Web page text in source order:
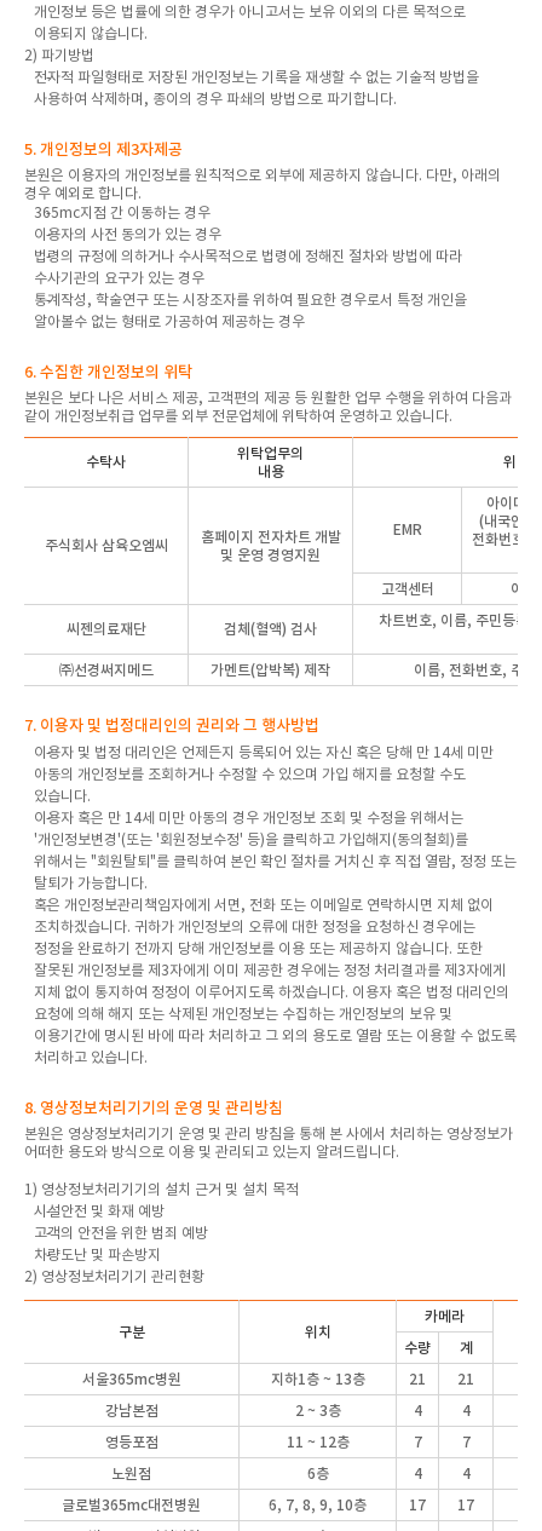
개인정보 등은 법률에 의한 경우가 아니고서는 보유 이외의 다른 목적으로
이용되지 않습니다.
2) 파기방법
전자적 파일형태로 저장된 개인정보는 기록을 재생할 수 없는 기술적 방법을
사용하여 삭제하며, 종이의 경우 파쇄의 방법으로 파기합니다.
5. 개인정보의 제3자제공
본원은 이용자의 개인정보를 원칙적으로 외부에 제공하지 않습니다. 다만, 아래의
경우 예외로 합니다.
365mc지점 간 이동하는 경우
이용자의 사전 동의가 있는 경우
법령의 규정에 의하거나 수사목적으로 법령에 정해진 절차와 방법에 따라
수사기관의 요구가 있는 경우
통계작성, 학술연구 또는 시장조자를 위하여 필요한 경우로서 특정 개인을
알아볼수 없는 형태로 가공하여 제공하는 경우
6. 수집한 개인정보의 위탁
본원은 보다 나은 서비스 제공, 고객편의 제공 등 원활한 업무 수행을 위하여 다음과
같이 개인정보취급 업무를 외부 전문업체에 위탁하여 운영하고 있습니다.
수탁사
위탁업무의
내용
위탁
주식회사 삼육오엠씨 홈페이지 전자차트 개발
및 운영 경영지원
EMR
아이디,
(내국인),
전화번호,
고객센터
이름
씨젠의료재단 검체(혈액) 검사
차트번호, 이름, 주민등록
㈜선경써지메드
가멘트(압박복) 제작 이름, 전화번호, 주
7. 이용자 및 법정대리인의 권리와 그 행사방법
이용자 및 법정 대리인은 언제든지 등록되어 있는 자신 혹은 당해 만 14세 미만
아동의 개인정보를 조회하거나 수정할 수 있으며 가입 해지를 요청할 수도
있습니다.
이용자 혹은 만 14세 미만 아동의 경우 개인정보 조회 및 수정을 위해서는
'개인정보변경'(또는 '회원정보수정' 등)을 클릭하고 가입해지(동의철회)를
위해서는 "회원탈퇴"를 클릭하여 본인 확인 절차를 거치신 후 직접 열람, 정정 또는
탈퇴가 가능합니다.
혹은 개인정보관리책임자에게 서면, 전화 또는 이메일로 연락하시면 지체 없이
조치하겠습니다. 귀하가 개인정보의 오류에 대한 정정을 요청하신 경우에는
정정을 완료하기 전까지 당해 개인정보를 이용 또는 제공하지 않습니다. 또한
잘못된 개인정보를 제3자에게 이미 제공한 경우에는 정정 처리결과를 제3자에게
지체 없이 통지하여 정정이 이루어지도록 하겠습니다. 이용자 혹은 법정 대리인의
요청에 의해 해지 또는 삭제된 개인정보는 수집하는 개인정보의 보유 및
이용기간에 명시된 바에 따라 처리하고 그 외의 용도로 열람 또는 이용할 수 없도록
처리하고 있습니다.
8. 영상정보처리기기의 운영 및 관리방침
본원은 영상정보처리기기 운영 및 관리 방침을 통해 본 사에서 처리하는 영상정보가
어떠한 용도와 방식으로 이용 및 관리되고 있는지 알려드립니다.
1) 영상정보처리기기의 설치 근거 및 설치 목적
시설안전 및 화재 예방
고객의 안전을 위한 범죄 예방
차량도난 및 파손방지
2) 영상정보처리기기 관리현황
구분 위치
카메라
수량
계
서울365mc병원
지하1층 ~ 13층 21 21
강남본점
2 ~ 3층 4 4
영등포점
11 ~ 12층 7 7
노원점
6층 4
4
글로벌365mc대전병원 6, 7, 8, 9, 10층 17 17